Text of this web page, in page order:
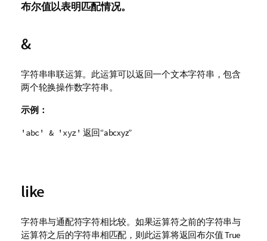
布尔值以表明匹配情况。
&
字符串串联运算。此运算可以返回一个文本字符串，包含
两个轮换操作数字符串。
示例：
'abc' & 'xyz' 返回“abcxyz”
like
字符串与通配符字符相比较。如果运算符之前的字符串与
运算符之后的字符串相匹配，则此运算将返回布尔值True